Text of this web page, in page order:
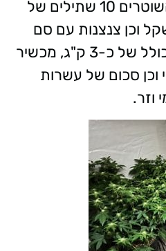
בחיפוש בבית, תפסו השוטרים 10 שתילים של
וכן צנצנות עם סם
מוכן להפצה במשקל כולל של כ-3 ק"ג, מכשיר
וכן סכום של עשרות
וזר.